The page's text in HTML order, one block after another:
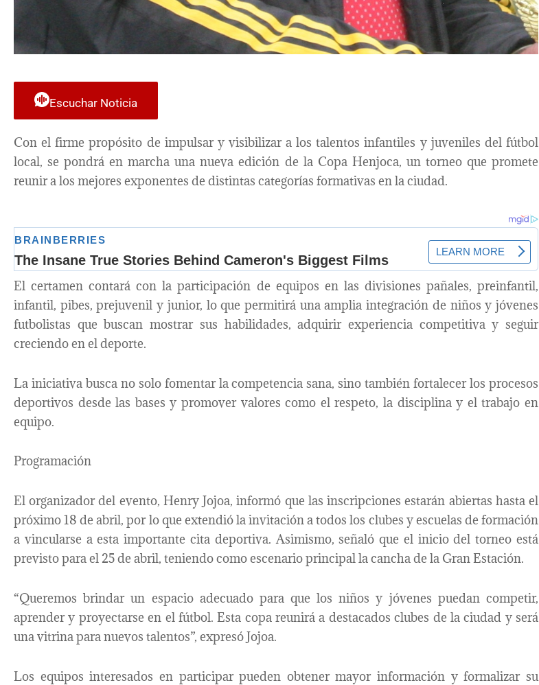
Escuchar Noticia
Con el firme propósito de impulsar y visibilizar a los talentos infantiles y juveniles del fútbol
local, se pondrá en marcha una nueva edición de la Copa Henjoca, un torneo que promete
reunir a los mejores exponentes de distintas categorías formativas en la ciudad.
El certamen contará con la participación de equipos en las divisiones pañales, preinfantil,
infantil, pibes, prejuvenil y junior, lo que permitirá una amplia integración de niños y jóvenes
futbolistas que buscan mostrar sus habilidades, adquirir experiencia competitiva y seguir
creciendo en el deporte.
La iniciativa busca no solo fomentar la competencia sana, sino también fortalecer los procesos
deportivos desde las bases y promover valores como el respeto, la disciplina y el trabajo en
equipo.
Programación
El organizador del evento, Henry Jojoa, informó que las inscripciones estarán abiertas hasta el
próximo 18 de abril, por lo que extendió la invitación a todos los clubes y escuelas de formación
a vincularse a esta importante cita deportiva. Asimismo, señaló que el inicio del torneo está
previsto para el 25 de abril, teniendo como escenario principal la cancha de la Gran Estación.
“Queremos brindar un espacio adecuado para que los niños y jóvenes puedan competir,
aprender y proyectarse en el fútbol. Esta copa reunirá a destacados clubes de la ciudad y será
una vitrina para nuevos talentos”, expresó Jojoa.
Los equipos interesados en participar pueden obtener mayor información y formalizar su